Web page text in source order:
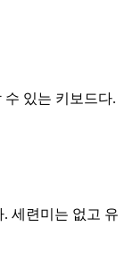
있는 키보드다.
세련미는 없고 유